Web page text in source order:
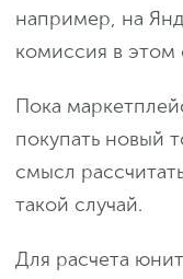
например, на
комиссия в этом
Пока
покупать новый
смысл
такой случай.
Для расчета